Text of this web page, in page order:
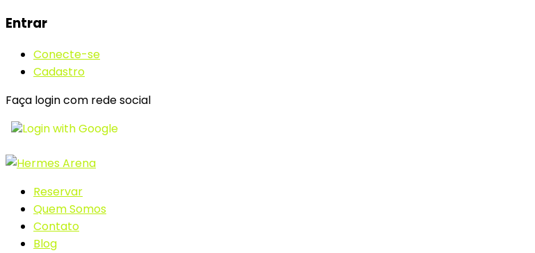
Entrar
Conecte-se
Cadastro
Faça login com rede social
Login with Google
Reservar
Quem Somos
Contato
Blog